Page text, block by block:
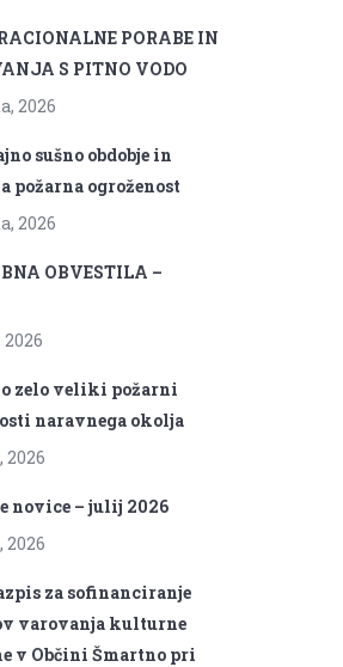
PORABE IN
S PITNO VODO
2026
sušno obdobje in
požarna ogroženost
2026
OBVESTILA –
o zelo veliki požarni
naravnega okolja
2026
novice – julij 2026
2026
za sofinanciranje
varovanja kulturne
v Občini Šmartno pri